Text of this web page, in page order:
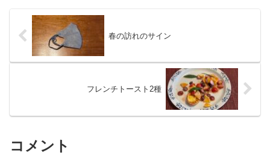
春の訪れのサイン
フレンチトースト2種
コメント